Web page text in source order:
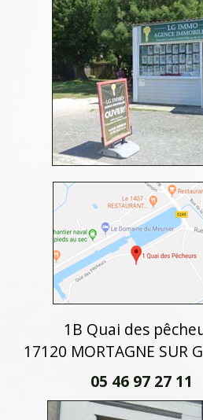
1B Quai des
17120 MORTAGNE SUR
05 46 97 27 11